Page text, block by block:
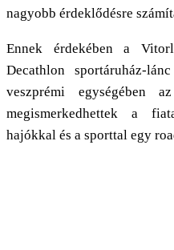
nagyobb érdeklődésre
Ennek érdekében a
Decathlon sportáruház-
veszprémi egységében
megismerkedhettek a
hajókkal és a sporttal egy